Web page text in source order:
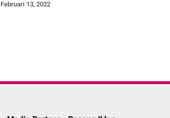
Februari 13, 2022